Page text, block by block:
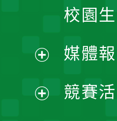
校園
媒體
競賽
開